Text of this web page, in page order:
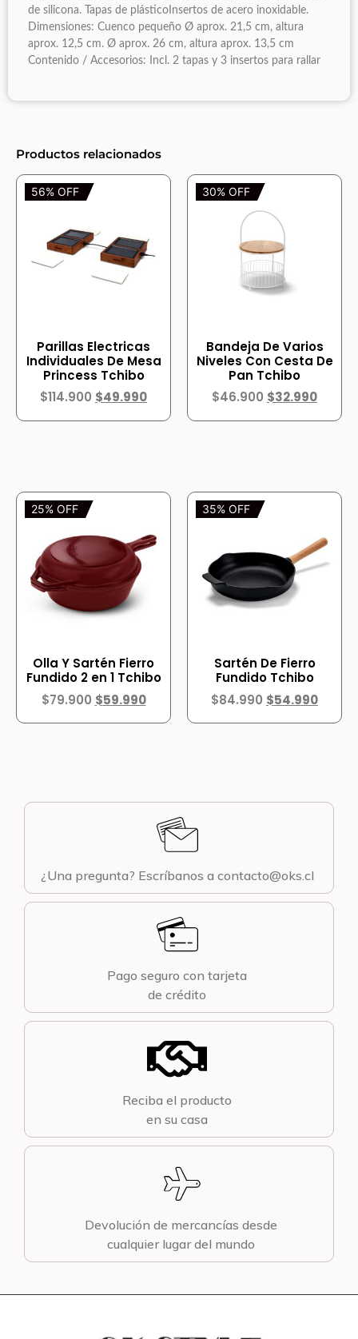
de silicona. Tapas de plásticoInsertos de acero inoxidable.
Dimensiones: Cuenco pequeño Ø aprox. 21,5 cm, altura
aprox. 12,5 cm. Ø aprox. 26 cm, altura aprox. 13,5 cm
Contenido / Accesorios: Incl. 2 tapas y 3 insertos para rallar
Productos relacionados
56% OFF
Parillas Electricas
Individuales De Mesa
Princess Tchibo
$114.900 $49.990
30% OFF
Bandeja De Varios
Niveles Con Cesta De
Pan Tchibo
$46.900 $32.990
25% OFF
Olla Y Sartén Fierro
Fundido 2 en 1 Tchibo
$79.900 $59.990
35% OFF
Sartén De Fierro
Fundido Tchibo
$84.990 $54.990
¿Una pregunta? Escríbanos a contacto@oks.cl
Pago seguro con tarjeta
de crédito
Reciba el producto
en su casa
Devolución de mercancías desde
cualquier lugar del mundo